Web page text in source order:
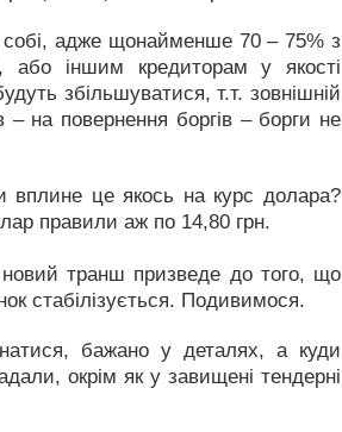
адже щонайменше 70 – 75% з
іншим кредиторам у якості
збільшуватися, т.т. зовнішній
на повернення боргів – борги не
вплине це якось на курс долара?
правили аж по 14,80 грн.
новий транш призведе до того, що
стабілізується. Подивимося.
бажано у деталях, а куди
окрім як у завищені тендерні